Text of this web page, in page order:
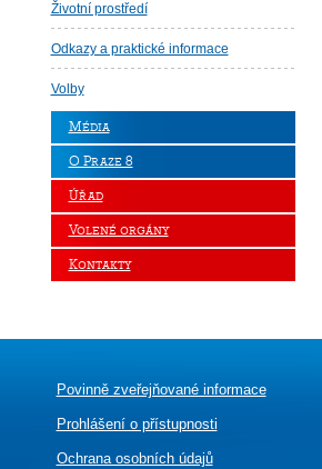
Životní prostředí
Odkazy a praktické informace
Volby
Média
O Praze 8
Úřad
Volené orgány
Kontakty
Povinně zveřejňované informace
Prohlášení o přístupnosti
Ochrana osobních údajů